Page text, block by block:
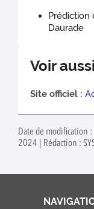
Prédiction
Daurade
Voir aussi
Site officiel :
Date de modification
2024 | Rédaction :